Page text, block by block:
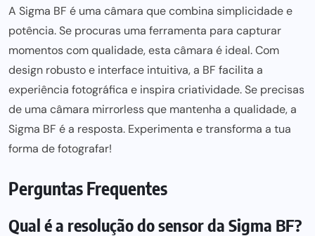
A Sigma BF é uma câmara que combina simplicidade e
potência. Se procuras uma ferramenta para capturar
momentos com qualidade, esta câmara é ideal. Com
design robusto e interface intuitiva, a BF facilita a
experiência fotográfica e inspira criatividade. Se precisas
de uma câmara mirrorless que mantenha a qualidade, a
Sigma BF é a resposta. Experimenta e transforma a tua
forma de fotografar!
Perguntas Frequentes
Qual é a resolução do sensor da Sigma BF?